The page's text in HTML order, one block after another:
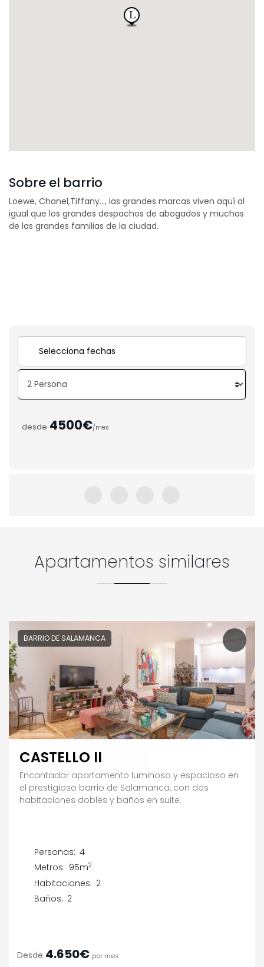
Sobre el barrio
Loewe, Chanel,Tiffany…, las grandes marcas viven aquí al
igual que los grandes despachos de abogados y muchas
de las grandes familias de la ciudad.
desde 4500€/mes
Apartamentos similares
BARRIO DE SALAMANCA
CASTELLO II
Encantador apartamento luminoso y espacioso en
el prestigioso barrio de Salamanca, con dos
habitaciones dobles y baños en suite.
Personas: 4
Metros: 95m2
Habitaciones: 2
Baños: 2
Desde 4.650€ por mes